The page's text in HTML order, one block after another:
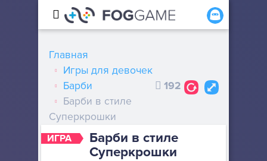
ИГРА
Барби в стиле
Суперкрошки
Главная
Игры для девочек
Барби
Барби в стиле
Суперкрошки
192